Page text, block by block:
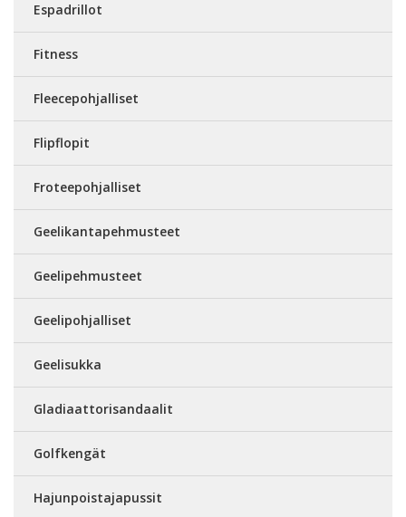
Espadrillot
Fitness
Fleecepohjalliset
Flipflopit
Froteepohjalliset
Geelikantapehmusteet
Geelipehmusteet
Geelipohjalliset
Geelisukka
Gladiaattorisandaalit
Golfkengät
Hajunpoistajapussit